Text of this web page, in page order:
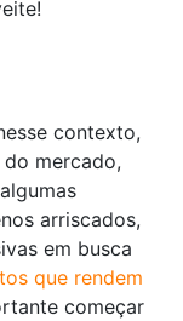
contexto,
mercado,
arriscados,
em busca
que rendem
começar